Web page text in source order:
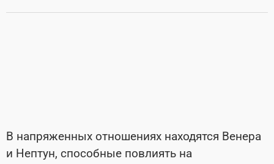
В напряженных отношениях находятся Венера
и Нептун, способные повлиять на